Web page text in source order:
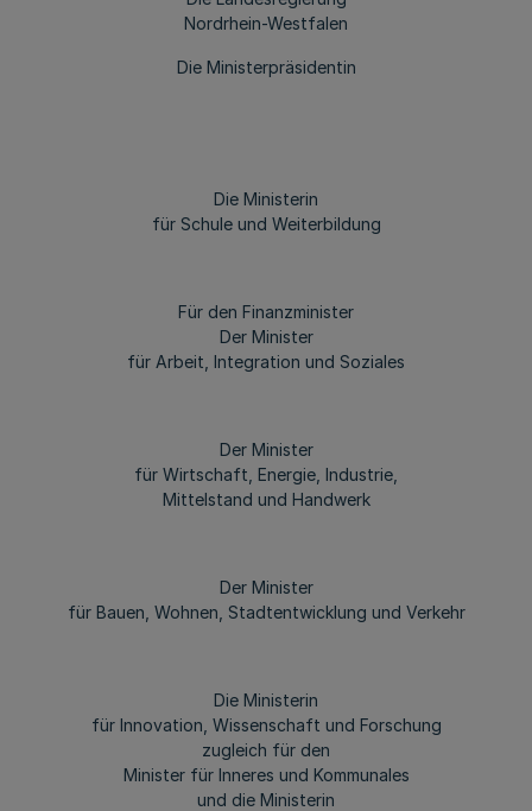
Nordrhein-Westfalen
Die Ministerpräsidentin
Die Ministerin
für Schule und Weiterbildung
Für den Finanzminister
Der Minister
für Arbeit, Integration und Soziales
Der Minister
für Wirtschaft, Energie, Industrie,
Mittelstand und Handwerk
Der Minister
für Bauen, Wohnen, Stadtentwicklung und Verkehr
Die Ministerin
für Innovation, Wissenschaft und Forschung
zugleich für den
Minister für Inneres und Kommunales
und die Ministerin